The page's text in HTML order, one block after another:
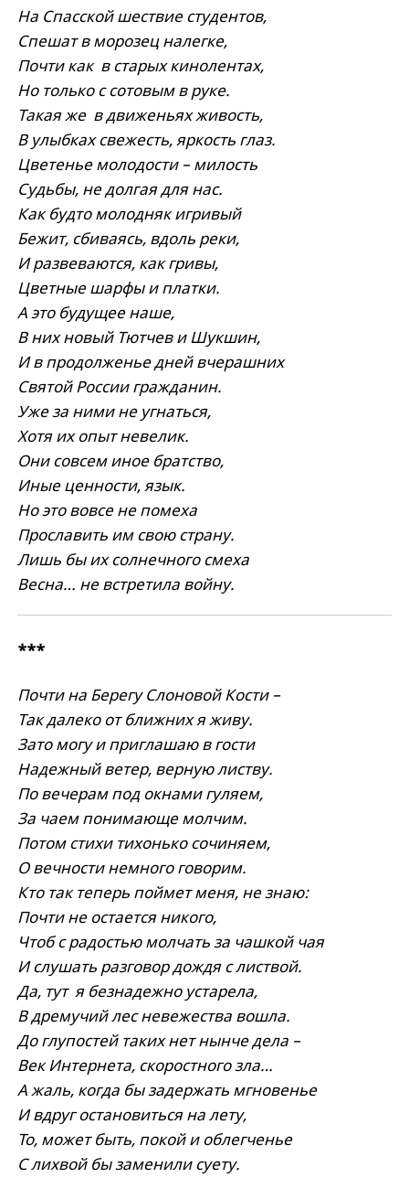
На Спасской шествие студентов,
Спешат в морозец налегке,
Почти как в старых кинолентах,
Но только с сотовым в руке.
Такая же в движеньях живость,
В улыбках свежесть, яркость глаз.
Цветенье молодости – милость
Судьбы, не долгая для нас.
Как будто молодняк игривый
Бежит, сбиваясь, вдоль реки,
И развеваются, как гривы,
Цветные шарфы и платки.
А это будущее наше,
В них новый Тютчев и Шукшин,
И в продолженье дней вчерашних
Святой России гражданин.
Уже за ними не угнаться,
Хотя их опыт невелик.
Они совсем иное братство,
Иные ценности, язык.
Но это вовсе не помеха
Прославить им свою страну.
Лишь бы их солнечного смеха
Весна… не встретила войну.
***
Почти на Берегу Cлоновой Кости –
Так далеко от ближних я живу.
Зато могу и приглашаю в гости
Надежный ветер, верную листву.
По вечерам под окнами гуляем,
За чаем понимающе молчим.
Потом стихи тихонько сочиняем,
О вечности немного говорим.
Кто так теперь поймет меня, не знаю:
Почти не остается никого,
Чтоб с радостью молчать за чашкой чая
И слушать разговор дождя с листвой.
Да, тут я безнадежно устарела,
В дремучий лес невежества вошла.
До глупостей таких нет нынче дела –
Век Интернета, скоростного зла…
А жаль, когда бы задержать мгновенье
И вдруг остановиться на лету,
То, может быть, покой и облегченье
С лихвой бы заменили суету.